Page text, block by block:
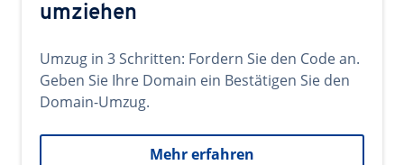
umziehen
Umzug in 3 Schritten: Fordern Sie den Code an.
Geben Sie Ihre Domain ein Bestätigen Sie den
Domain-Umzug.
Mehr erfahren